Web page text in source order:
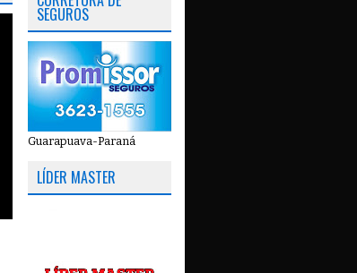
SEGUROS
Guarapuava-Paraná
LÍDER MASTER